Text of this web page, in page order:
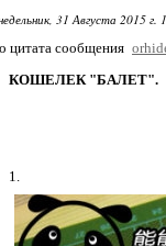
31 Августа 2015 г.
цитата сообщения
КОШЕЛЕК "БАЛЕТ".
1.